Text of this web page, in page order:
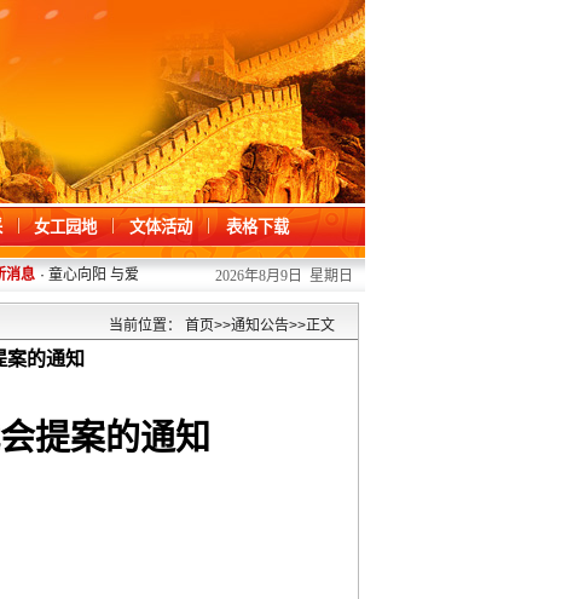
女工园地 文体活动 表格下载
息 ·童心向阳 与爱同行 ——我校开展“六一”儿童节关爱活动
2026年8月9日 星期日
当前位置： 首页>>通知公告>>正文
案的通知
提案的通知